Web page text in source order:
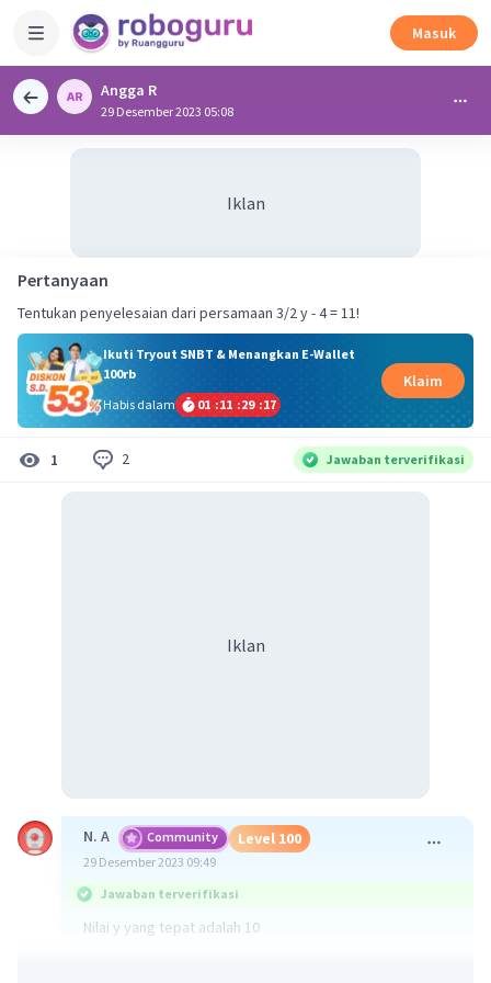
Masuk
Angga R
29 Desember 2023 05:08
Iklan
Pertanyaan
Tentukan penyelesaian dari persamaan 3/2 y - 4 = 11!
Ikuti Tryout SNBT & Menangkan E-Wallet
100rb
Habis dalam
01 :11 :29 :16
Klaim
1 2 Jawaban terverifikasi
Iklan
N. A Community Level 100
29 Desember 2023 09:49
Jawaban terverifikasi
Nilai y yang tepat adalah 10